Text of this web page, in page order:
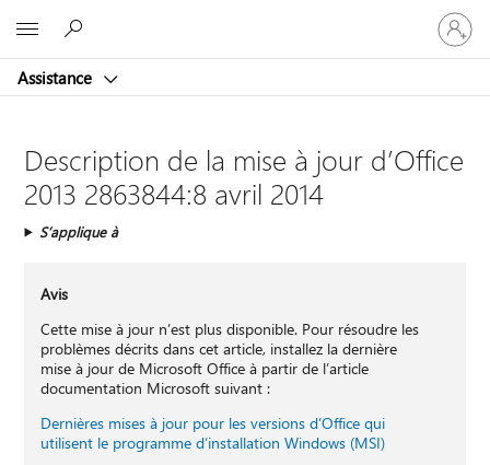
Assistance
vous
à
compte
Description de la mise à jour d’Office
2013 2863844:8 avril 2014
S’applique à
Avis
Cette mise à jour n’est plus disponible. Pour résoudre les
problèmes décrits dans cet article, installez la dernière
mise à jour de Microsoft Office à partir de l’article
documentation Microsoft suivant :
Dernières mises à jour pour les versions d’Office qui
utilisent le programme d’installation Windows (MSI)